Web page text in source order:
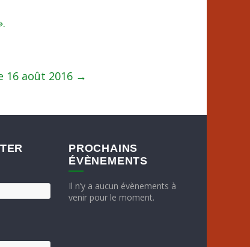
16 août 2016 →
PROCHAINS
ÉVÈNEMENTS
Il n’y a aucun évènements à
venir pour le moment.